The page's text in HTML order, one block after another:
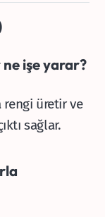
ne işe yarar?
rengi üretir ve
sağlar.